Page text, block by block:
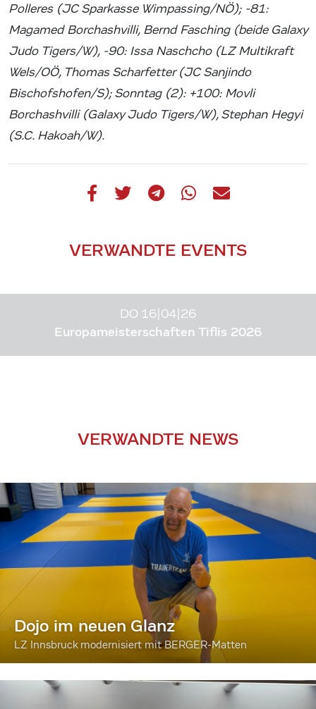
Polleres (JC Sparkasse Wimpassing/NÖ); -81:
Magamed Borchashvilli, Bernd Fasching (beide Galaxy
Judo Tigers/W), -90: Issa Naschcho (LZ Multikraft
Wels/OÖ, Thomas Scharfetter (JC Sanjindo
Bischofshofen/S); Sonntag (2): +100: Movli
Borchashvilli (Galaxy Judo Tigers/W), Stephan Hegyi
(S.C. Hakoah/W).
VERWANDTE EVENTS
DO 16|04|26
Europameisterschaften Tiflis 2026
VERWANDTE NEWS
Dojo im neuen Glanz
LZ Innsbruck modernisiert mit BERGER-Matten